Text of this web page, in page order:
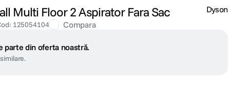
Multi Floor 2 Aspirator Fara Sac
: 125054104 Compara
Dyson
parte din oferta noastră.